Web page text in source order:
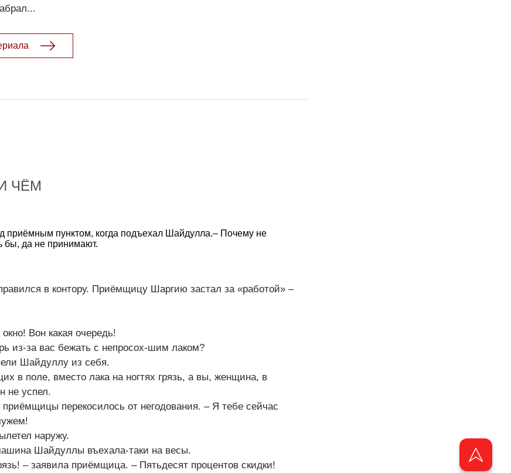
ЧЁМ
приёмным пунктом, когда подъехал Шайдулла.– Почему не
бы, да не принимают.
в контору. Приёмщицу Шаргию застал за «работой» –
Вон какая очередь!
из-за вас бежать с непросох-шим лаком?
Шайдуллу из себя.
в поле, вместо лака на ногтях грязь, а вы, женщина, в
не успел.
перекосилось от негодования. – Я тебе сейчас
наружу.
Шайдуллы въехала-таки на весы.
– заявила приёмщица. – Пятьдесят процентов скидки!